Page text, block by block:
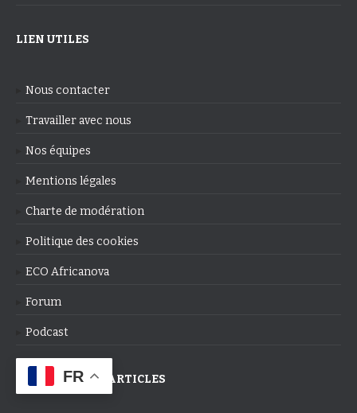
LIEN UTILES
Nous contacter
Travailler avec nous
Nos équipes
Mentions légales
Charte de modération
Politique des cookies
ECO Africanova
Forum
Podcast
NOS DERNIERS ARTICLES
FR